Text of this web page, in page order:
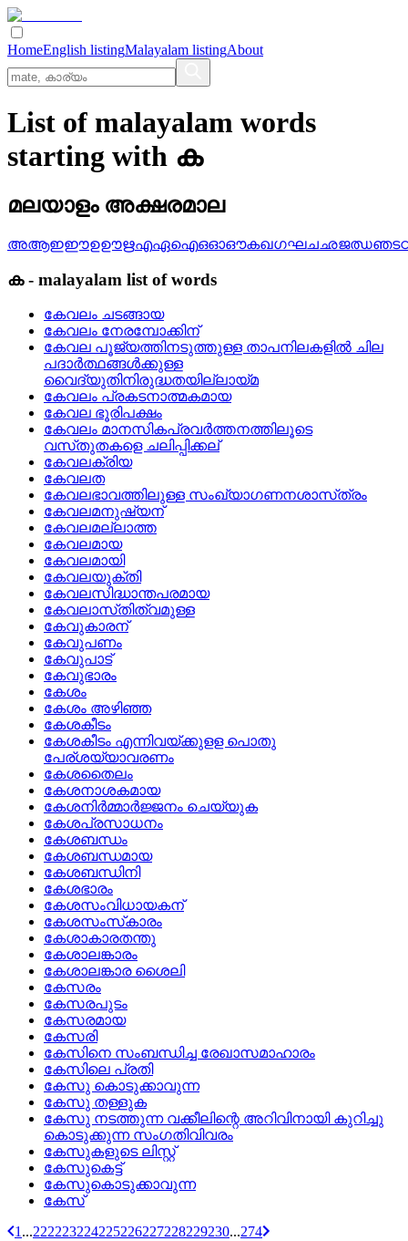
HomeEnglish listingMalayalam listingAbout
List of malayalam words
starting with ക
മലയാളം അക്ഷരമാല
അആഇഈഉഊഋഎഏഐഒഓഔകഖഗഘചഛജഝഞട
ക- malayalam list of words
കേവലം ചടങ്ങായ
കേവലം നേരമ്പോക്കിന്
കേവല പൂജ്യത്തിനടുത്തുള്ള താപനിലകളില്‍ ചില
പദാര്‍ത്ഥങ്ങള്‍ക്കുള്ള
വൈദ്യുതിനിരുദ്ധതയില്ലായ്മ
കേവലം പ്രകടനാത്മകമായ
കേവല ഭൂരിപക്ഷം
കേവലം മാനസികപ്രവര്‍ത്തനത്തിലൂടെ
വസ്‌തുതകളെ ചലിപ്പിക്കല്
കേവലക്രിയ
കേവലത
കേവലഭാവത്തിലുള്ള സംഖ്യാഗണനശാസ്‌ത്രം
കേവലമനുഷ്യന്
കേവലമല്ലാത്ത
കേവലമായ
കേവലമായി
കേവലയുക്തി
കേവലസിദ്ധാന്തപരമായ
കേവലാസ്‌തിത്വമുള്ള
കേവുകാരന്
കേവുപണം
കേവുപാട്
കേവുഭാരം
കേശം
കേശം അഴിഞ്ഞ
കേശകീടം
കേശകീടം എന്നിവയ്ക്കുളള പൊതു
പേര്ശയ്യാവരണം
കേശതൈലം
കേശനാശകമായ
കേശനിര്‍മ്മാര്‍ജ്ജനം ചെയ്യുക
കേശപ്രസാധനം
കേശബന്ധം
കേശബന്ധമായ
കേശബന്ധിനി
കേശഭാരം
കേശസംവിധായകന്
കേശസംസ്‌കാരം
കേശാകാരതന്തു
കേശാലങ്കാരം
കേശാലങ്കാര ശൈലി
കേസരം
കേസരപുടം
കേസരമായ
കേസരി
കേസിനെ സംബന്ധിച്ച രേഖാസമാഹാരം
കേസിലെ പ്രതി
കേസു കൊടുക്കാവുന്ന
കേസു തള്ളുക
കേസു നടത്തുന്ന വക്കീലിന്റെ അറിവിനായി കുറിച്ചു
കൊടുക്കുന്ന സംഗതിവിവരം
കേസുകളുടെ ലിസ്റ്റ്
കേസുകെട്ട്
കേസുകൊടുക്കാവുന്ന
കേസ്
1 ...222223224225226227228229230...274